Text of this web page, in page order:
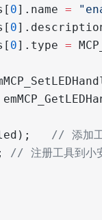
0].name =
0
0].type =
// 添加
// 注册工具到小